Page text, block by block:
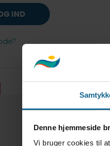
Denne hjemmeside
Vi bruger cookies til
IND